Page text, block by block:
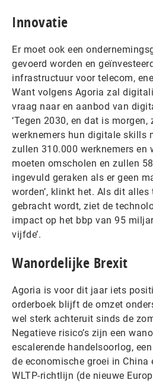
Innovatie
Er moet ook een
gevoerd worden en
infrastructuur voor telecom,
Want volgens Agoria zal
vraag naar en aanbod van
‘Tegen 2030, en dat is
werknemers hun digitale skills
zullen 310.000 werknemers en
moeten omscholen en zullen
ingevuld geraken als er geen
worden’, klinkt het. Als dit alles
gebracht wordt, ziet de
impact op het bbp van 95
vijfde’.
Wanordelijke Brexit
Agoria is voor dit jaar iets
orderboek blijft de omzet
wel sterk achteruit sinds de
Negatieve risico’s zijn een
escalerende handelsoorlog,
de economische groei in China
WLTP-richtlijn (de nieuwe